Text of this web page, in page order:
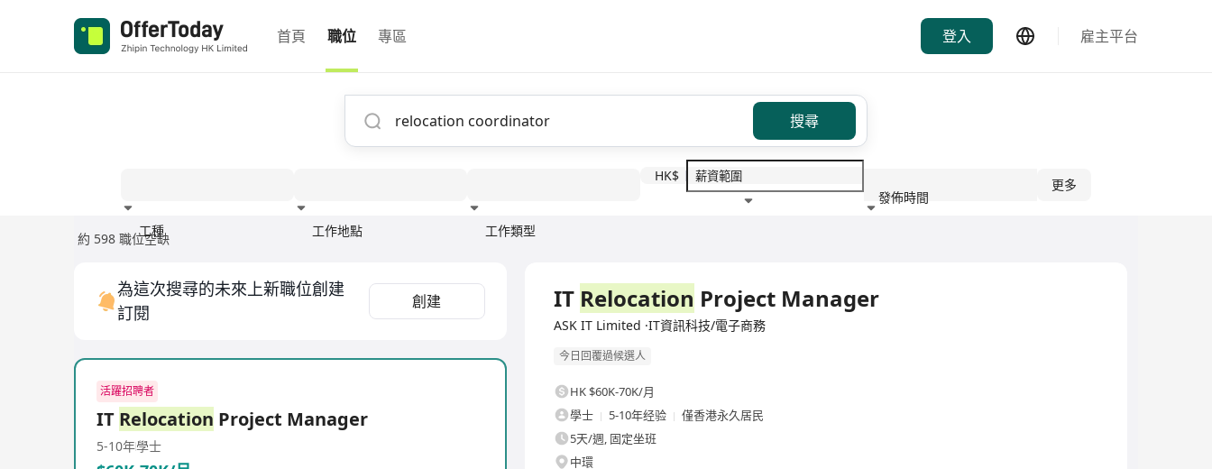
首頁 職位 專區 登入 雇主平台
搜尋
工種 工作地點 工作類型
HK$
發佈時間
更多
約 598 職位空缺
為這次搜尋的未來上新職位創建
訂閱
創建
活躍招聘者
IT Relocation Project Manager
5-10年學士
IT Relocation Project Manager
ASK IT Limited ·IT資訊科技/電子商務
今日回覆過候選人
HK $60K-70K/月
學士
5-10年经验
僅香港永久居民
5天/週, 固定坐班
中環